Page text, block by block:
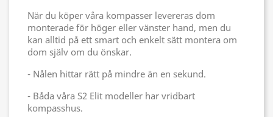
När du köper våra kompasser levereras dom
monterade för höger eller vänster hand, men du
kan alltid på ett smart och enkelt sätt montera om
dom själv om du önskar.
- Nålen hittar rätt på mindre än en sekund.
- Båda våra S2 Elit modeller har vridbart
kompasshus.